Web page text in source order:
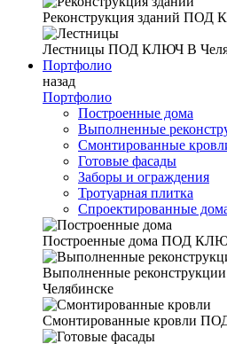
Реконструкция зданий ПОД
Лестницы ПОД КЛЮЧ В
Портфолио
назад
Портфолио
Построенные дома
Выполненные
Смонтированные
Готовые фасады
Заборы и ограждения
Тротуарная плитка
Спроектированные
Построенные дома ПОД
Выполненные реконструкции
Челябинске
Смонтированные кровли